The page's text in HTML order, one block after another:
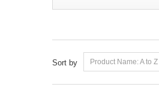
Sort by Product Name: A to Z